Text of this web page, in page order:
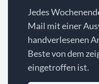
Jedes
Mail mit einer
handverlesenen
Beste von dem
eingetroffen ist.